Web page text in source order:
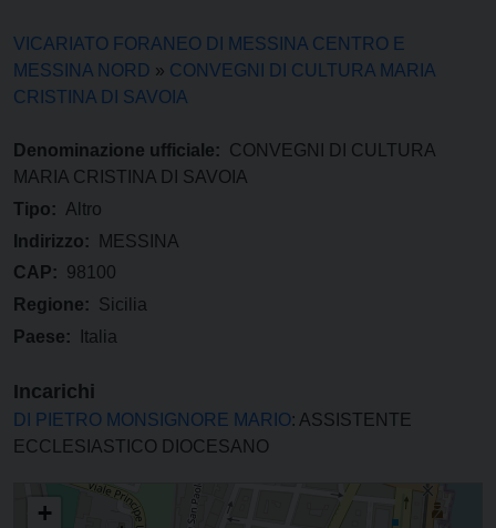
VICARIATO FORANEO DI MESSINA CENTRO E
MESSINA NORD » CONVEGNI DI CULTURA MARIA
CRISTINA DI SAVOIA
Denominazione ufficiale: CONVEGNI DI CULTURA
MARIA CRISTINA DI SAVOIA
Tipo: Altro
Indirizzo:
MESSINA
CAP: 98100
Regione: Sicilia
Paese:
Italia
Incarichi
DI PIETRO MONSIGNORE MARIO: ASSISTENTE
ECCLESIASTICO DIOCESANO
CONVEGNI DI CULTURA MARIA CRISTINA DI SAVOIA
+